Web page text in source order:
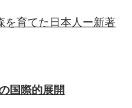
を育てた日本人ー新著
国際的展開